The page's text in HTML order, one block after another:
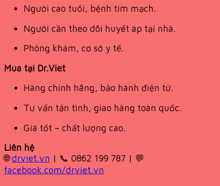
Người cao tuổi, bệnh tim mạch.
Người cần theo dõi huyết áp tại nhà.
Phòng khám, cơ sở y tế.
Mua tại Dr.Viet
Hàng chính hãng, bảo hành điện tử.
Tư vấn tận tình, giao hàng toàn quốc.
Giá tốt – chất lượng cao.
Liên hệ
🌐drviet.vn | 📞 0862 199 787 | 💬
facebook.com/drviet.vn